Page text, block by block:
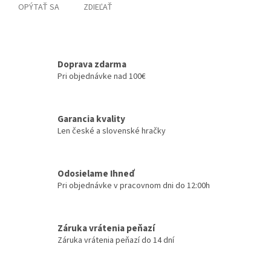
OPÝTAŤ SA ZDIEĽAŤ
Doprava zdarma
Pri objednávke nad 100€
Garancia kvality
Len české a slovenské hračky
Odosielame Ihneď
Pri objednávke v pracovnom dni do 12:00h
Záruka vrátenia peňazí
Záruka vrátenia peňazí do 14 dní